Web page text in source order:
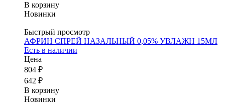
В корзину
Новинки
Быстрый просмотр
АФРИН СПРЕЙ НАЗАЛЬНЫЙ 0,05% УВЛАЖН 15МЛ
Есть в наличии
Цена
804 ₽
642 ₽
В корзину
Новинки